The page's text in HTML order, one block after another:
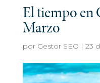
El tiempo en
Marzo
por Gestor SEO | 23